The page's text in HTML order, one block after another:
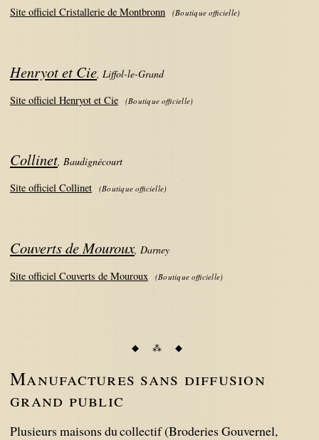
Site officiel Cristallerie de Montbronn (Boutique officielle)
Henryot et Cie, Liffol-le-Grand
Site officiel Henryot et Cie
(Boutique officielle)
Collinet, Baudignécourt
Site officiel Collinet
(Boutique officielle)
Couverts de Mouroux Darney
Site officiel Couverts de Mouroux
(Boutique officielle)
Manufactures sans diffusion
grand public
Plusieurs maisons du collectif (Broderies Gouvernel,